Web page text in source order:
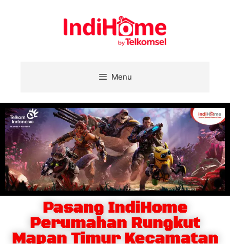
Menu
Pasang IndiHome
Perumahan Rungkut
Mapan Timur Kecamatan